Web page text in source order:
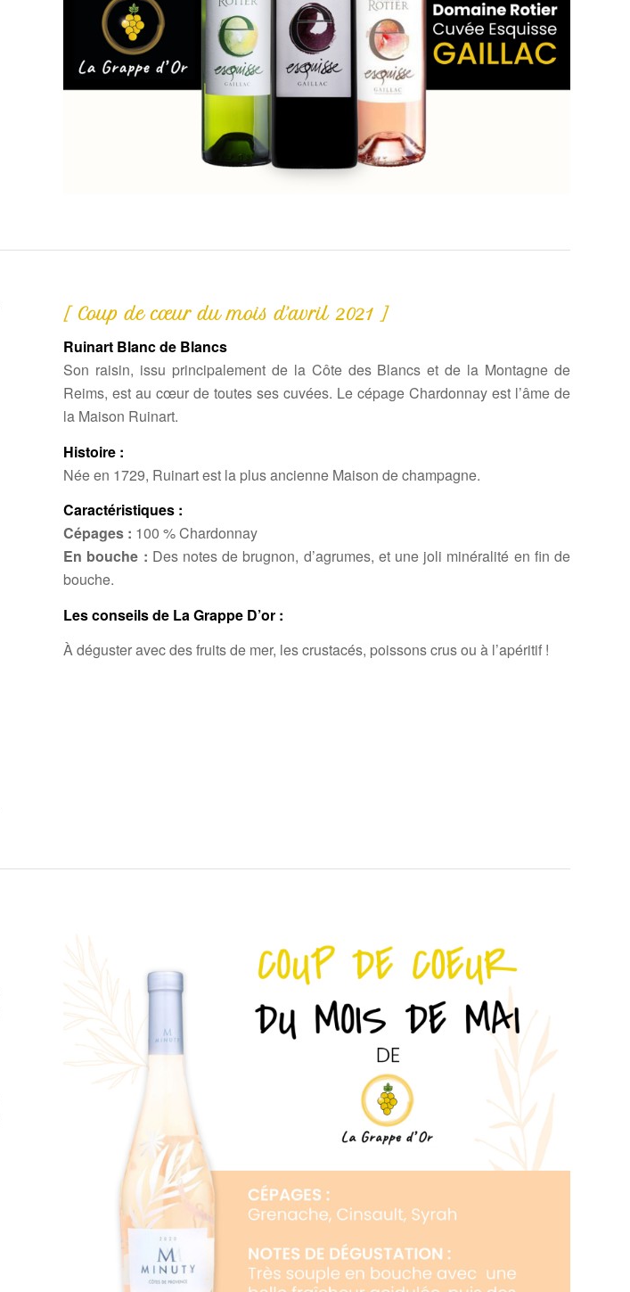
[ Coup de cœur du mois d’avril 2021 ]
Ruinart Blanc de Blancs
Son raisin, issu principalement de la Côte des Blancs et de la Montagne de
Reims, est au cœur de toutes ses cuvées. Le cépage Chardonnay est l’âme de
la Maison Ruinart.
Histoire :
Née en 1729, Ruinart est la plus ancienne Maison de champagne.
Caractéristiques :
Cépages : 100 % Chardonnay
En bouche : Des notes de brugnon, d’agrumes, et une joli minéralité en fin de
bouche.
Les conseils de La Grappe D’or :
À déguster avec des fruits de mer, les crustacés, poissons crus ou à l’apéritif !